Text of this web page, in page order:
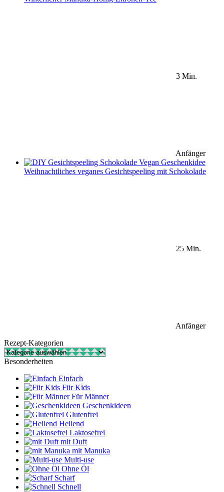
3 Min.
Anfänger
Weihnachtliches veganes Gesichtspeeling mit Schokolade
25 Min.
Anfänger
Rezept-Kategorien
Rezept-
Kategorien
Besonderheiten
Einfach
Für Kids
Für Männer
Geschenkideen
Glutenfrei
Heilend
Laktosefrei
mit Duft
mit Manuka
Multi-use
Ohne Öl
Scharf
Schnell